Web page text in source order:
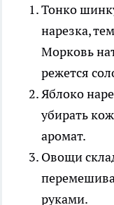
Тонко
нарезка,
Морковь
режется
Яблоко
убирать
аромат.
Овощи
руками.